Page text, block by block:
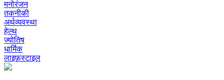
मनोरंजन
तकनीकी
अर्थव्यवस्था
हेल्थ
ज्योतिष
धार्मिक
लाइफ़स्टाइल